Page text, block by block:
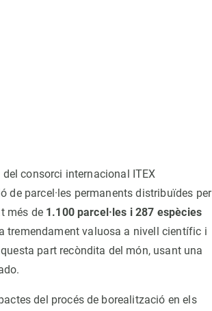
consorci internacional ITEX
de parcel·les permanents distribuïdes per
més de 1.100 parcel·les i 287 espècies
tremendament valuosa a nivell científic i
part recòndita del món, usant una
del procés de borealització en els